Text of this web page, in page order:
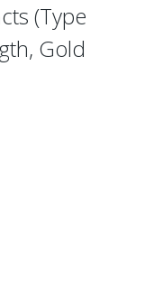
(Type
Gold